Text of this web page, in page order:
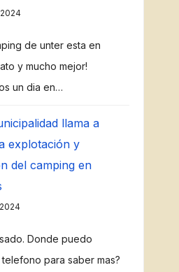
de unter esta en
y mucho mejor!
un dia en…
llama a
explotación y
del camping en
Donde puedo
para saber mas?